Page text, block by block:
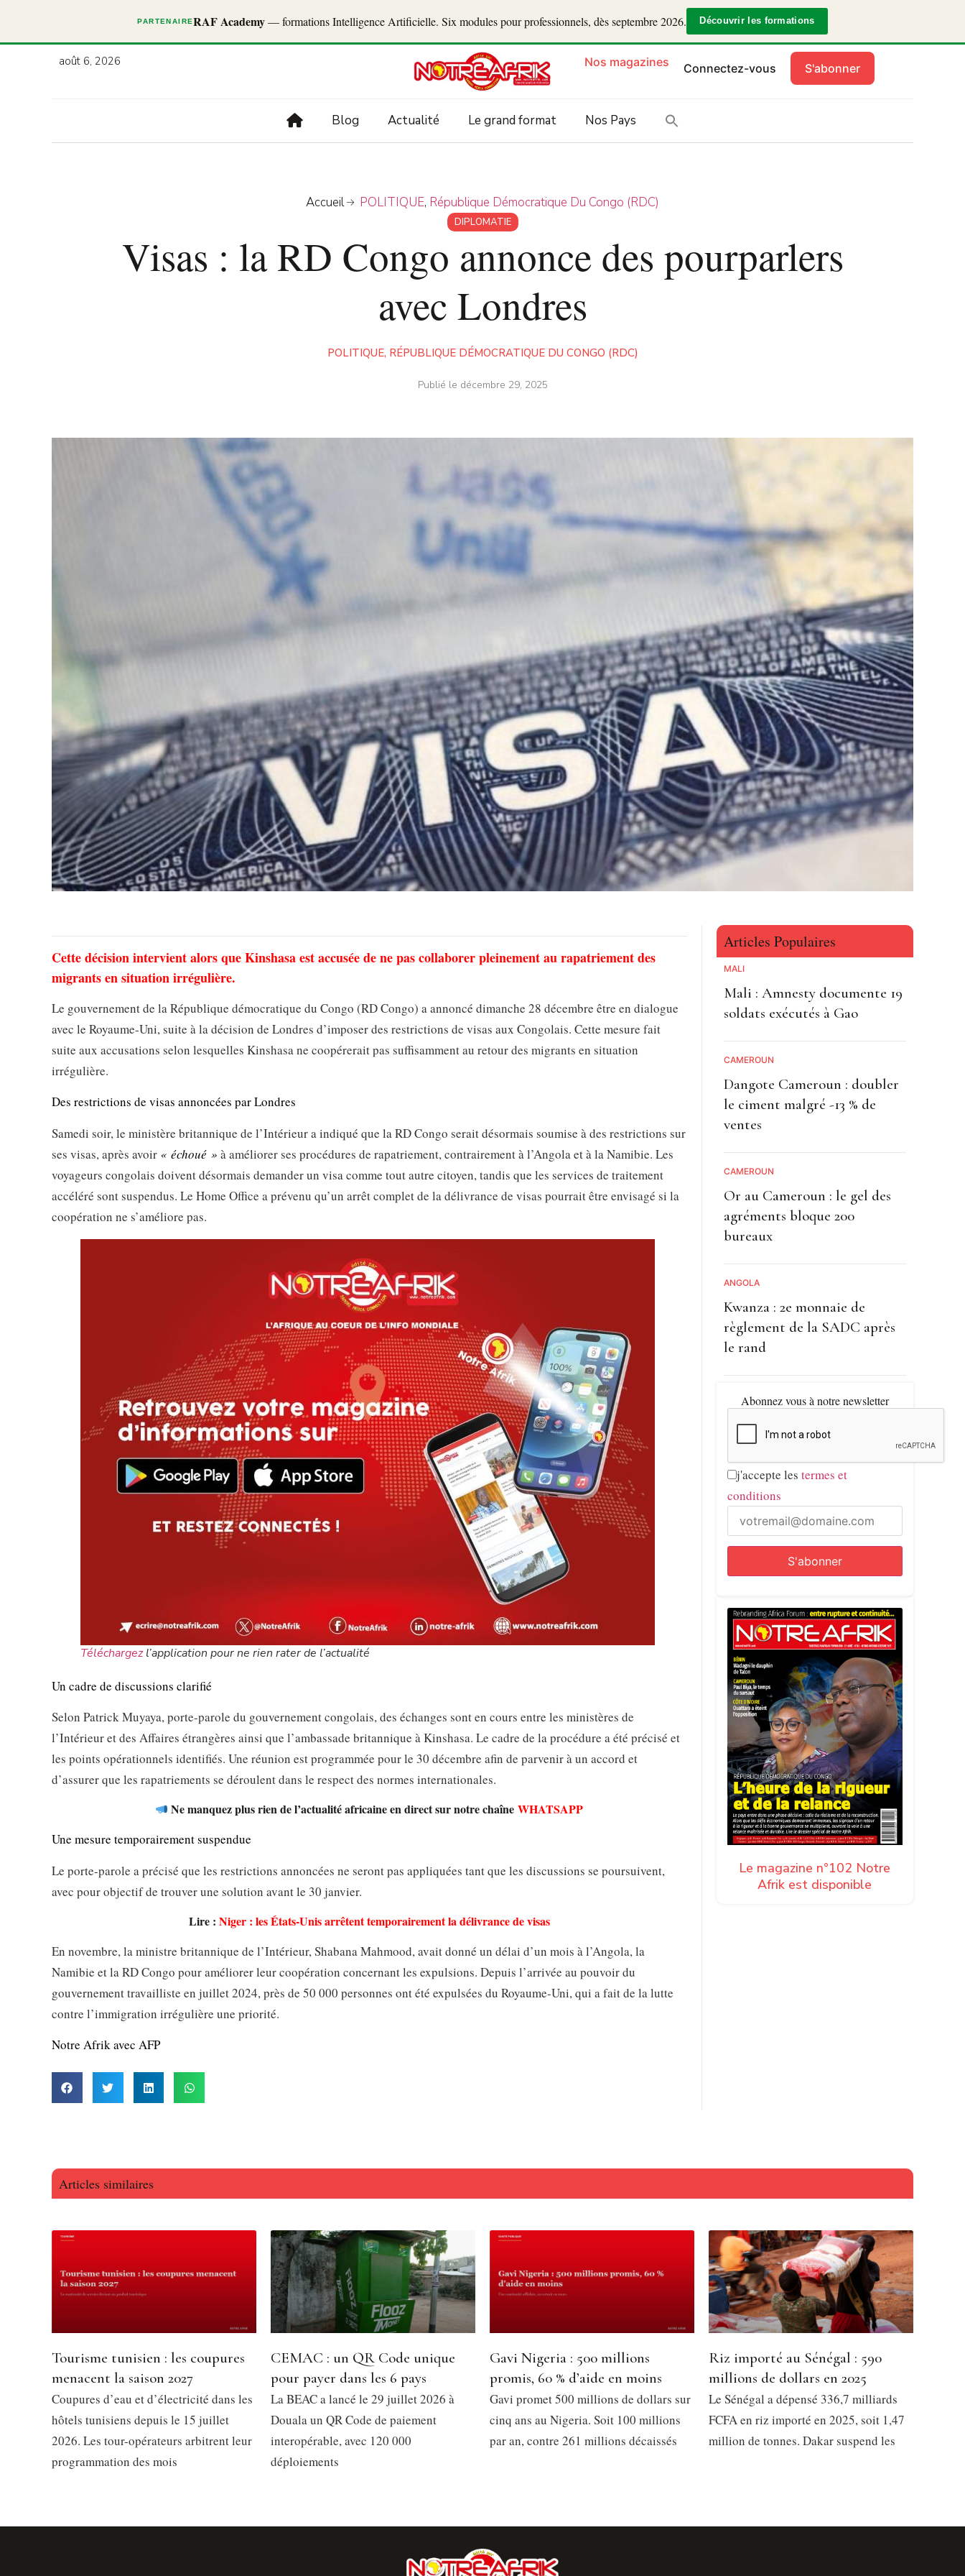
PARTENAIRERAF Academy— formations Intelligence Artificielle. Six modules pour professionnels, dès septembre 2026. Découvrir les formations
août 6, 2026 Nos magazines Connectez-vous S'abonner
Blog Actualité Le grand format Nos Pays
Accueil POLITIQUE, République Démocratique Du Congo (RDC)
DIPLOMATIE
Visas : la RD Congo annonce des pourparlers
avec Londres
POLITIQUE, RÉPUBLIQUE DÉMOCRATIQUE DU CONGO (RDC)
Publié le décembre 29, 2025
Cette décision intervient alors que Kinshasa est accusée de ne pas collaborer pleinement au rapatriement des
migrants en situation irrégulière.
Le gouvernement de la République démocratique du Congo (RD Congo) a annoncé dimanche 28 décembre être en dialogue
avec le Royaume-Uni, suite à la décision de Londres d’imposer des restrictions de visas aux Congolais. Cette mesure fait
suite aux accusations selon lesquelles Kinshasa ne coopérerait pas suffisamment au retour des migrants en situation
irrégulière.
Des restrictions de visas annoncées par Londres
Samedi soir, le ministère britannique de l’Intérieur a indiqué que la RD Congo serait désormais soumise à des restrictions sur
ses visas, après avoir « échoué » à améliorer ses procédures de rapatriement, contrairement à l’Angola et à la Namibie. Les
voyageurs congolais doivent désormais demander un visa comme tout autre citoyen, tandis que les services de traitement
accéléré sont suspendus. Le Home Office a prévenu qu’un arrêt complet de la délivrance de visas pourrait être envisagé si la
coopération ne s’améliore pas.
Téléchargezl’application pour ne rien rater de l’actualité
Un cadre de discussions clarifié
Selon Patrick Muyaya, porte-parole du gouvernement congolais, des échanges sont en cours entre les ministères de
l’Intérieur et des Affaires étrangères ainsi que l’ambassade britannique à Kinshasa. Le cadre de la procédure a été précisé et
les points opérationnels identifiés. Une réunion est programmée pour le 30 décembre afin de parvenir à un accord et
d’assurer que les rapatriements se déroulent dans le respect des normes internationales.
Ne manquez plus rien de l’actualité africaine en direct sur notre chaîneWHATSAPP
Une mesure temporairement suspendue
Le porte-parole a précisé que les restrictions annoncées ne seront pas appliquées tant que les discussions se poursuivent,
avec pour objectif de trouver une solution avant le 30 janvier.
Lire : Niger : les États-Unis arrêtent temporairement la délivrance de visas
En novembre, la ministre britannique de l’Intérieur, Shabana Mahmood, avait donné un délai d’un mois à l’Angola, la
Namibie et la RD Congo pour améliorer leur coopération concernant les expulsions. Depuis l’arrivée au pouvoir du
gouvernement travailliste en juillet 2024, près de 50 000 personnes ont été expulsées du Royaume-Uni, qui a fait de la lutte
contre l’immigration irrégulière une priorité.
Notre Afrik avec AFP
Articles Populaires
MALI
Mali : Amnesty documente 19
soldats exécutés à Gao
CAMEROUN
Dangote Cameroun : doubler
le ciment malgré -13 % de
ventes
CAMEROUN
Or au Cameroun : le gel des
agréments bloque 200
bureaux
ANGOLA
Kwanza : 2e monnaie de
règlement de la SADC après
le rand
Abonnez vous à notre newsletter
j'accepte les termes et
conditions
Le magazine n°102 Notre
Afrik est disponible
Articles similaires
Tourisme tunisien : les coupures
menacent la saison 2027
Coupures d’eau et d’électricité dans les
hôtels tunisiens depuis le 15 juillet
2026. Les tour-opérateurs arbitrent leur
programmation des mois
CEMAC : un QR Code unique
pour payer dans les 6 pays
La BEAC a lancé le 29 juillet 2026 à
Douala un QR Code de paiement
interopérable, avec 120 000
déploiements
Gavi Nigeria : 500 millions
promis, 60 % d’aide en moins
Gavi promet 500 millions de dollars sur
cinq ans au Nigeria. Soit 100 millions
par an, contre 261 millions décaissés
Riz importé au Sénégal : 590
millions de dollars en 2025
Le Sénégal a dépensé 336,7 milliards
FCFA en riz importé en 2025, soit 1,47
million de tonnes. Dakar suspend les